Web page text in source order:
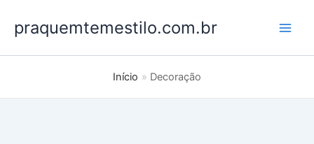
para
conteúdo
praquemtemestilo.com.br
Início Decoração